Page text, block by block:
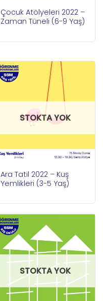
Çocuk Atölyeleri 2022 –
Zaman Tüneli (6-9 Yaş)
STOKTA YOK
Ara Tatil 2022 – Kuş
Yemlikleri (3-5 Yaş)
STOKTA YOK